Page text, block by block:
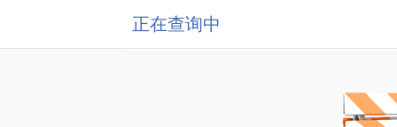
正在查询中